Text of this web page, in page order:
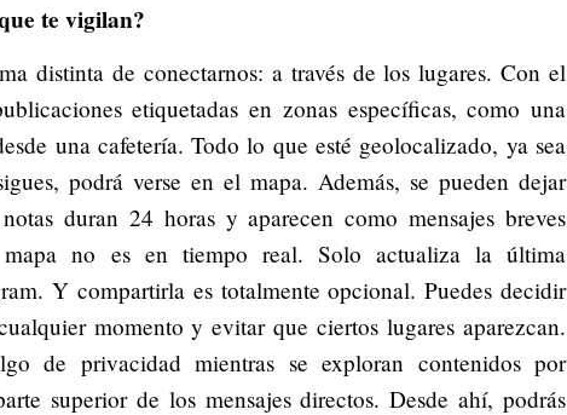
te vigilan?
distinta de conectarnos: a través de los lugares. Con el
etiquetadas en zonas específicas, como una
una cafetería. Todo lo que esté geolocalizado, ya sea
podrá verse en el mapa. Además, se pueden dejar
duran 24 horas y aparecen como mensajes breves
no es en tiempo real. Solo actualiza la última
Y compartirla es totalmente opcional. Puedes decidir
momento y evitar que ciertos lugares aparezcan.
de privacidad mientras se exploran contenidos por
superior de los mensajes directos. Desde ahí, podrás